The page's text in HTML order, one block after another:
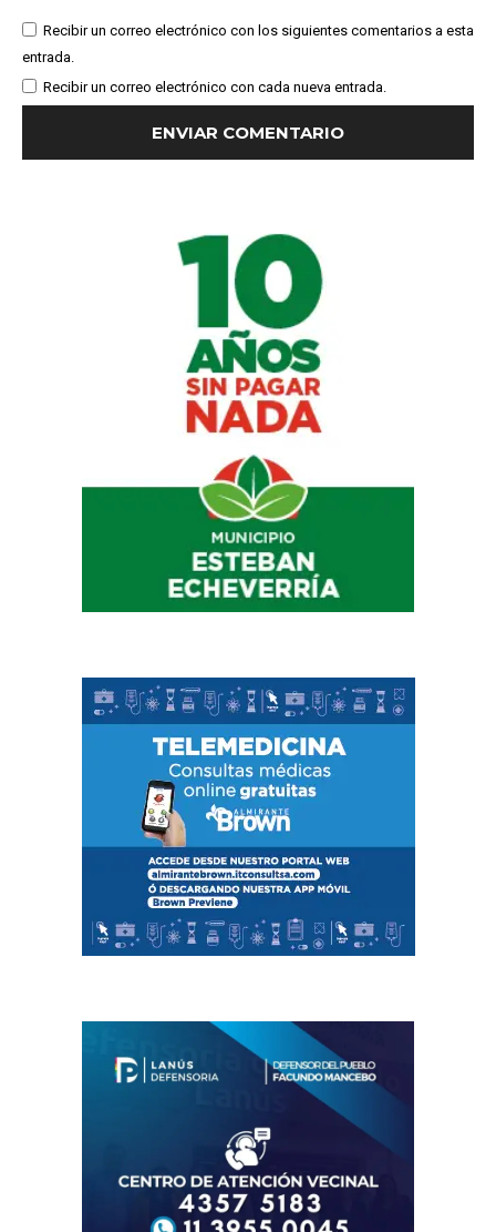
Recibir un correo electrónico con los siguientes comentarios a esta
entrada.
Recibir un correo electrónico con cada nueva entrada.